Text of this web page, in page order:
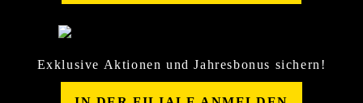
Exklusive Aktionen und Jahresbonus sichern!